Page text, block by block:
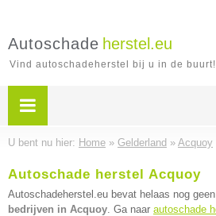
Autoschade herstel.eu
Vind autoschadeherstel bij u in de buurt!
U bent nu hier: Home » Gelderland » Acquoy
Autoschade herstel Acquoy
Autoschadeherstel.eu bevat helaas nog geen
bedrijven in Acquoy. Ga naar autoschade